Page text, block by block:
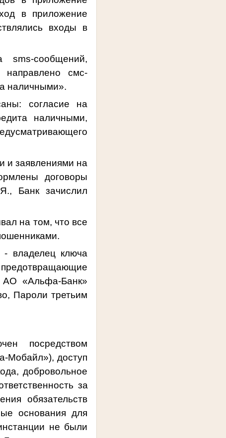
в приложение
входы в
sms-сообщений,
смс-
наличными».
согласие на
наличными,
и заявлениями на
договоры
Банк зачислил
на том, что все
- владелец ключа
АО «Альфа-Банк»
Пароли третьим
посредством
Мобайл»), доступ
добровольное
за
обязательств
основания для
не были